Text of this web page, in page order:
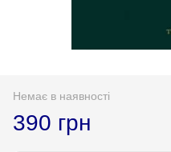
Немає в наявності
390 грн